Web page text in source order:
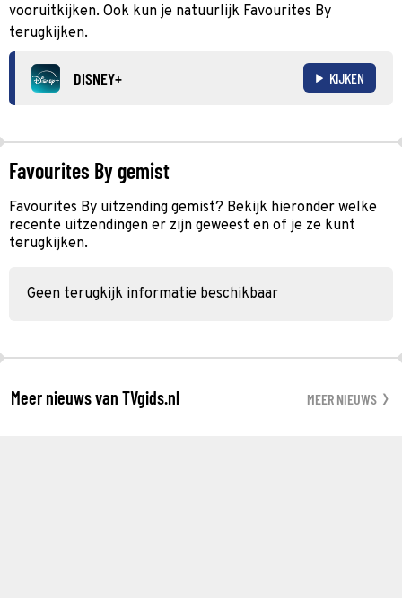
vooruitkijken. Ook kun je natuurlijk Favourites By
terugkijken.
DISNEY+ KIJKEN
Favourites By gemist
Favourites By uitzending gemist? Bekijk hieronder welke
recente uitzendingen er zijn geweest en of je ze kunt
terugkijken.
Geen terugkijk informatie beschikbaar
Meer nieuws van TVgids.nl MEER NIEUWS